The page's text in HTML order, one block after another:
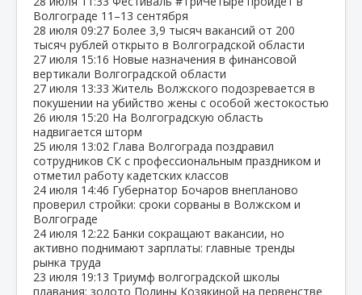
Волгограде 11–13 сентября
28 июля 09:27 Более 3,9 тысяч вакансий от 200
тысяч рублей открыто в Волгоградской области
27 июля 15:16 Новые назначения в финансовой
вертикали Волгоградской области
27 июля 13:33 Житель Волжского подозревается в
покушении на убийство жены с особой жестокостью
26 июля 15:20 На Волгоградскую область
надвигается шторм
25 июля 13:02 Глава Волгограда поздравил
сотрудников СК с профессиональным праздником и
отметил работу кадетских классов
24 июля 14:46 Губернатор Бочаров внепланово
проверил стройки: сроки сорваны в Волжском и
Волгограде
24 июля 12:22 Банки сокращают вакансии, но
активно поднимают зарплаты: главные тренды
рынка труда
23 июля 19:13 Триумф волгоградской школы
плавания: золото Полины Козякиной на первенстве